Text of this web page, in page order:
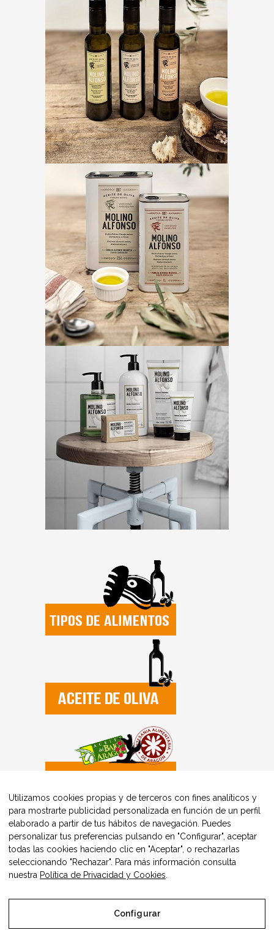
© Copyright Alimentos Made in Aragón y AIAA
Utilizamos cookies propias y de terceros con fines analíticos y
para mostrarte publicidad personalizada en función de un perfil
elaborado a partir de tus hábitos de navegación. Puedes
personalizar tus preferencias pulsando en "Configurar", aceptar
todas las cookies haciendo clic en "Aceptar", o rechazarlas
seleccionando "Rechazar". Para más información consulta
nuestra Política de Privacidad y Cookies
Configurar